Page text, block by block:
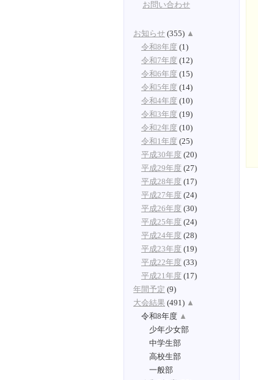
お問い合わせ
お知らせ (355) ▲
令和8年度 (1)
令和7年度 (12)
令和6年度 (15)
令和5年度 (14)
令和4年度 (10)
令和3年度 (19)
令和2年度 (10)
令和1年度 (25)
平成30年度 (20)
平成29年度 (27)
平成28年度 (17)
平成27年度 (24)
平成26年度 (30)
平成25年度 (24)
平成24年度 (28)
平成23年度 (19)
平成22年度 (33)
平成21年度 (17)
年間予定 (9)
大会結果 (491) ▲
令和8年度 ▲
少年少女部
中学生部
高校生部
一般部